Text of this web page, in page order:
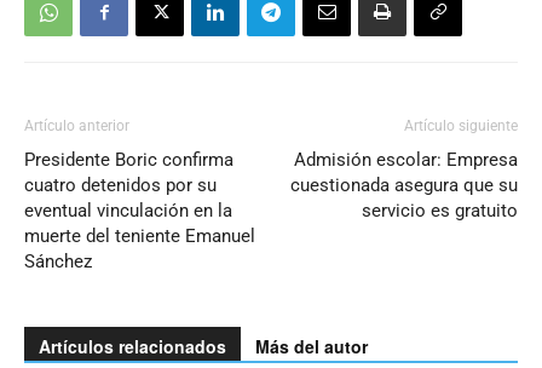
Artículo anterior
Presidente Boric confirma
cuatro detenidos por su
eventual vinculación en la
muerte del teniente Emanuel
Sánchez
Artículo siguiente
Admisión escolar: Empresa
cuestionada asegura que su
servicio es gratuito
Artículos relacionados Más del autor